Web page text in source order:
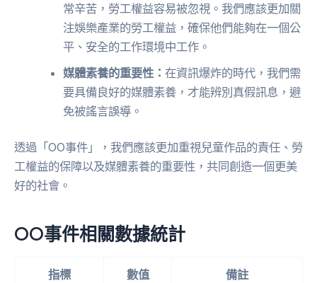
常辛苦，勞工權益容易被忽視。我們應該更加關
注娛樂產業的勞工權益，確保他們能夠在一個公
平、安全的工作環境中工作。
媒體素養的重要性：在資訊爆炸的時代，我們需
要具備良好的媒體素養，才能辨別真假訊息，避
免被謠言誤導。
透過「OO事件」，我們應該更加重視兒童作品的責任、勞
工權益的保障以及媒體素養的重要性，共同創造一個更美
好的社會。
OO事件相關數據統計
指標 數值 備註